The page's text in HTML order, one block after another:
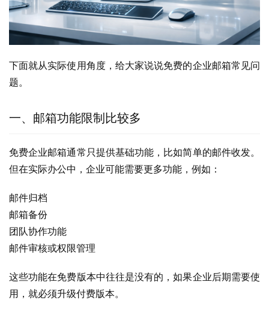
下面就从实际使用角度，给大家说说免费的企业邮箱常见问
题。
一、邮箱功能限制比较多
免费企业邮箱通常只提供基础功能，比如简单的邮件收发。
但在实际办公中，企业可能需要更多功能，例如：
邮件归档
邮箱备份
团队协作功能
邮件审核或权限管理
这些功能在免费版本中往往是没有的，如果企业后期需要使
用，就必须升级付费版本。